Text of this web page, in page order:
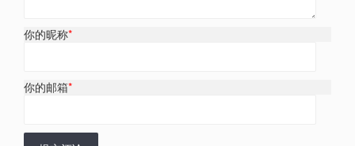
你的昵称*
你的邮箱*